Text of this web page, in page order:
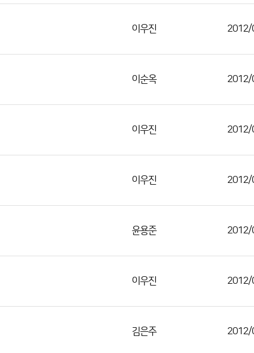
이우진 2012/
이순옥 2012/
이우진 2012/
이우진 2012/
윤용준 2012/
이우진 2012/
김은주 2012/